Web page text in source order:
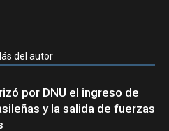
del autor
por DNU el ingreso de
y la salida de fuerzas